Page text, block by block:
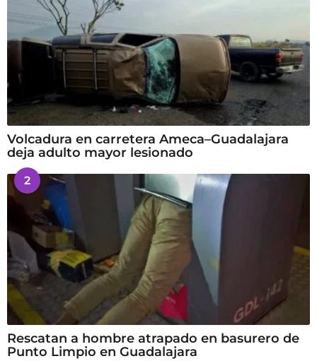
Volcadura en carretera Ameca–Guadalajara
deja adulto mayor lesionado
2
Rescatan a hombre atrapado en basurero de
Punto Limpio en Guadalajara